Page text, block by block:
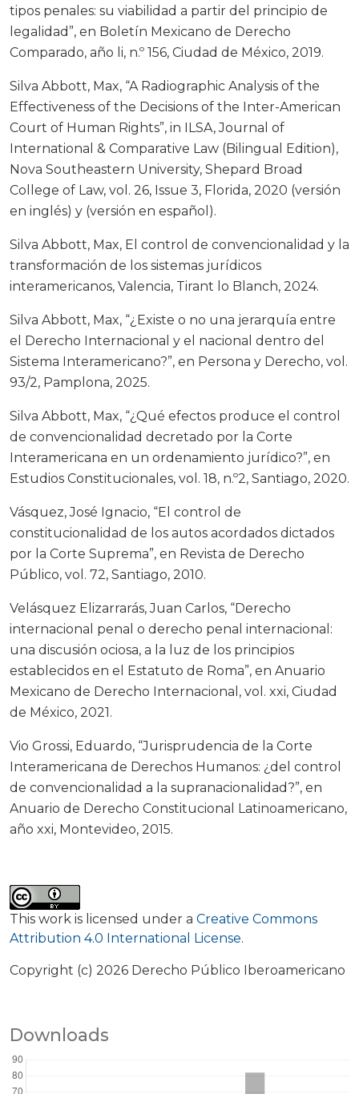
This work is licensed under a Creative Commons
Attribution 4.0 International License.
Copyright (c) 2026 Derecho Público Iberoamericano
Downloads
tipos penales: su viabilidad a partir del principio de
legalidad”, en Boletín Mexicano de Derecho
Comparado, año li, n.º 156, Ciudad de México, 2019.
Silva Abbott, Max, “A Radiographic Analysis of the
Effectiveness of the Decisions of the Inter-American
Court of Human Rights”, in ILSA, Journal of
International & Comparative Law (Bilingual Edition),
Nova Southeastern University, Shepard Broad
College of Law, vol. 26, Issue 3, Florida, 2020 (versión
en inglés) y (versión en español).
Silva Abbott, Max, El control de convencionalidad y la
transformación de los sistemas jurídicos
interamericanos, Valencia, Tirant lo Blanch, 2024.
Silva Abbott, Max, “¿Existe o no una jerarquía entre
el Derecho Internacional y el nacional dentro del
Sistema Interamericano?”, en Persona y Derecho, vol.
93/2, Pamplona, 2025.
Silva Abbott, Max, “¿Qué efectos produce el control
de convencionalidad decretado por la Corte
Interamericana en un ordenamiento jurídico?”, en
Estudios Constitucionales, vol. 18, n.º2, Santiago, 2020.
Vásquez, José Ignacio, “El control de
constitucionalidad de los autos acordados dictados
por la Corte Suprema”, en Revista de Derecho
Público, vol. 72, Santiago, 2010.
Velásquez Elizarrarás, Juan Carlos, “Derecho
internacional penal o derecho penal internacional:
una discusión ociosa, a la luz de los principios
establecidos en el Estatuto de Roma”, en Anuario
Mexicano de Derecho Internacional, vol. xxi, Ciudad
de México, 2021.
Vio Grossi, Eduardo, “Jurisprudencia de la Corte
Interamericana de Derechos Humanos: ¿del control
de convencionalidad a la supranacionalidad?”, en
Anuario de Derecho Constitucional Latinoamericano,
año xxi, Montevideo, 2015.